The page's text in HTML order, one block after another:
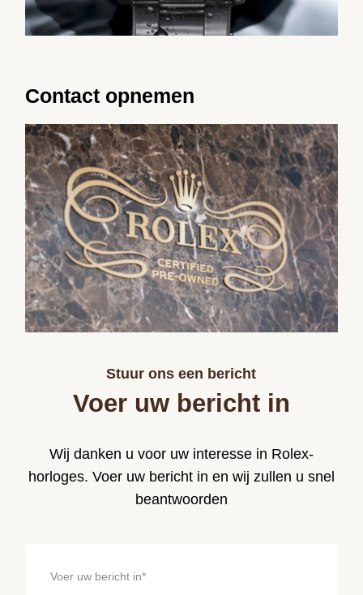
Contact opnemen
Stuur ons een bericht
Voer uw bericht in
Wij danken u voor uw interesse in Rolex-
horloges. Voer uw bericht in en wij zullen u snel
beantwoorden